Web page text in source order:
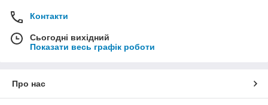
Контакти
Сьогодні вихідний
Показати весь графік роботи
Про нас